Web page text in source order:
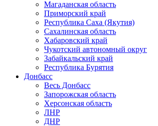
Магаданская область
Приморский край
Республика Саха (Якутия)
Сахалинская область
Хабаровский край
Чукотский автономный округ
Забайкальский край
Республика Бурятия
Донбасс
Весь Донбасс
Запорожская область
Херсонская область
ЛНР
ДНР